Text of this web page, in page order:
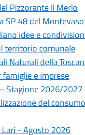
Pizzorante Il Merlo
SP 48 del
idee e
territorio comunale
Naturali della
famiglie e imprese
Stagione 2026/2027
del
Lari - Agosto 2026